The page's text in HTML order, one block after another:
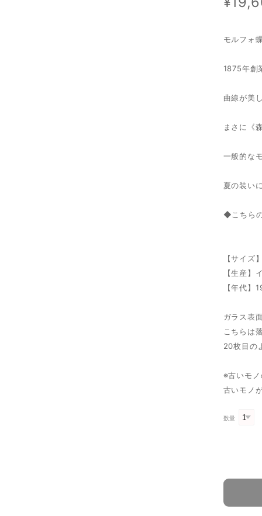
モルフォ
1875年創
曲線が美
まさに《
一般的な
夏の装い
◆こちら
【サイ
【生産】
【年代】
ガラス表
こちらは
20枚目の
※古いモ
古いモノ
数量